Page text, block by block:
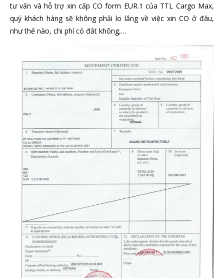
tư vấn và hỗ trợ xin cấp CO form EUR.1 của TTL Cargo Max,
quý khách hàng sẽ không phải lo lắng về việc xin CO ở đâu,
như thế nào, chi phí có đắt không,…